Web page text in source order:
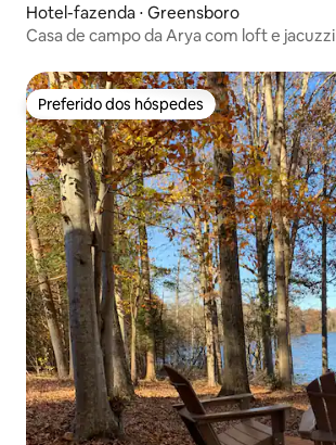
Hotel-fazenda ⋅ Greensboro
Casa de campo da Arya com loft e jacuzzi
Preferido dos hóspedes
Preferido dos hóspedes